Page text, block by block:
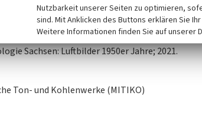
Hans Werner: MITOKO Brandis: Die
und das Schamottewerk als Teile der
2021, S. 175.
Sachsen: Luftbilder 1950er Jahre; 2021.
Ton- und Kohlenwerke (MITIKO)
Nutzbarkeit unserer Seiten zu optimieren,
sind. Mit Anklicken des Buttons erklären Sie
Weitere Informationen finden Sie auf unserer